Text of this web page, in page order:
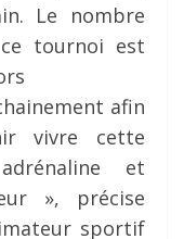
Le nombre
tournoi est
afin
vivre cette
et
», précise
sportif